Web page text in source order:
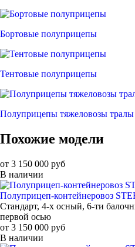
Бортовые полуприцепы
Тентовые полуприцепы
Полуприцепы тяжеловозы тралы
Похожие модели
от 3 150 000 руб
В наличии
Полуприцеп-контейнеровоз
Стандарт, 4-х осный, 6-ти
первой осью
от 3 150 000 руб
В наличии